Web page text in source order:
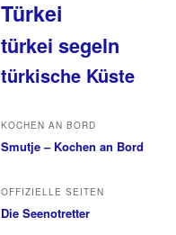
Türkei
türkei segeln
türkische Küste
KOCHEN AN BORD
Smutje – Kochen an Bord
OFFIZIELLE SEITEN
Die Seenotretter